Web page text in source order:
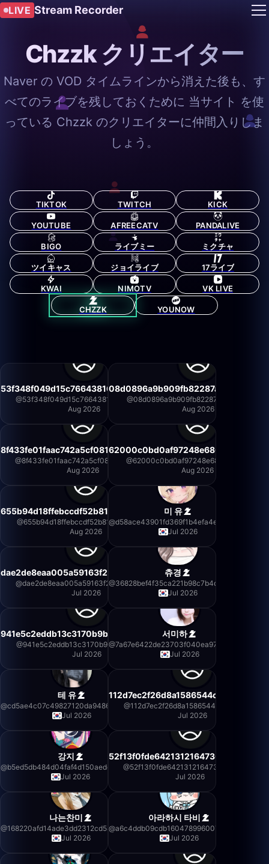
LIVE Stream Recorder
Chzzk クリエイター
Naver の VOD タイムラインから消えた後も、す
べてのライブを残しておくために 当サイト を使
っている Chzzk のクリエイターに仲間入りしま
しょう。
TIKTOK TWITCH KICK
YOUTUBE AFREECATV PANDALIVE
BIGO ライブミー ミクチャ
ツイキャス ジョイライブ 17ライブ
KWAI NIMOTV VK LIVE
CHZZK YOUNOW
53f348f049d15c76643816fa49acfee6
@53f348f049d15c76643816fa49acfee6
Aug 2026
@08d0896a9b909fb82287a0d4ee730827
Aug 2026
8f433fe01faac742a5cf0819e42397de
@8f433fe01faac742a5cf0819e42397de
Aug 2026
@62000c0bd0af97248e68632a02cefbb9
Aug 2026
655b94d18ffebccdf52b81848a334a3d
@655b94d18ffebccdf52b81848a334a3d
Aug 2026
미 유
@d58ace43901fd369f1b4efa4ed175103
Jul 2026
dae2de8eaa005a59163f2e4c045e1aa1
@dae2de8eaa005a59163f2e4c045e1aa1
Jul 2026
츄경
@36828bef4f35ca221b98c7b4dc55b218
Jul 2026
941e5c2eddb13c3170b9bc57b9e57271
@941e5c2eddb13c3170b9bc57b9e57271
Jul 2026
서미하
@7a67e6422de23703f040ea97d7296aad
Jul 2026
테 유
@cd5ae4c07c49827120da9486e13454f5
Jul 2026
112d7ec2f26d8a1586544c873c1486fc
@112d7ec2f26d8a1586544c873c1486fc
Jul 2026
강지
@b5ed5db484d04faf4d150aedd362f34b
Jul 2026
52f13f0fde6421312164730f1332a5f1
@52f13f0fde6421312164730f1332a5f1
Jul 2026
나는찬미
@168220afd14ade3dd2312cd5484f0013
Jul 2026
아라하시 타비
@a6c4ddb09cdb160478996007bff35296
Jul 2026